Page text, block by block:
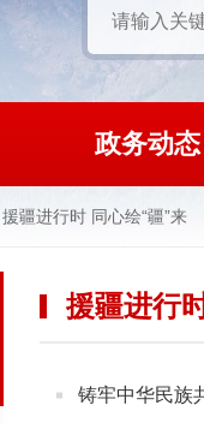
政务动态
援疆进行时 同心绘“疆”来
援疆进行
铸牢中华民族